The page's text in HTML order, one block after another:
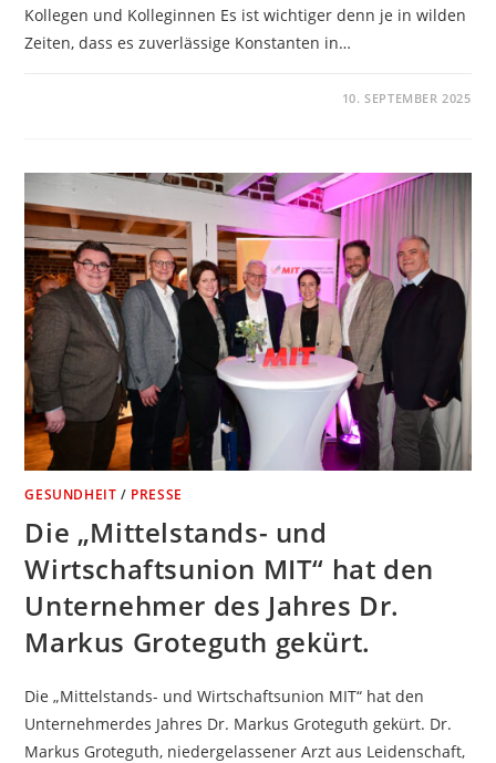
Kollegen und Kolleginnen Es ist wichtiger denn je in wilden
Zeiten, dass es zuverlässige Konstanten in…
10. SEPTEMBER 2025
GESUNDHEIT / PRESSE
Die „Mittelstands- und
Wirtschaftsunion MIT“ hat den
Unternehmer des Jahres Dr.
Markus Groteguth gekürt.
Die „Mittelstands- und Wirtschaftsunion MIT“ hat den
Unternehmerdes Jahres Dr. Markus Groteguth gekürt. Dr.
Markus Groteguth, niedergelassener Arzt aus Leidenschaft,